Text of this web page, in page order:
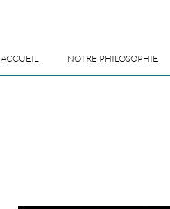
ACCUEIL NOTRE PHILOSOPHIE